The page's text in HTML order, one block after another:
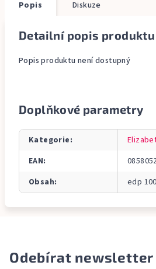
Popis Diskuze
Detailní popis produktu
Popis produktu není dostupný
Doplňkové parametry
Kategorie:
EAN:
Obsah: edp
Odebírat newsletter